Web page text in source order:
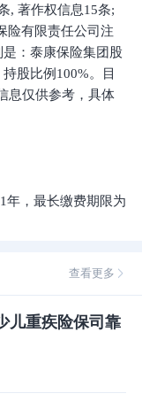
, 著作权信息15条;
险有限责任公司注
：泰康保险集团股
股比例100%。目
息仅供参考，具体
年，最长缴费期限为
查看更多
儿重疾险保司靠